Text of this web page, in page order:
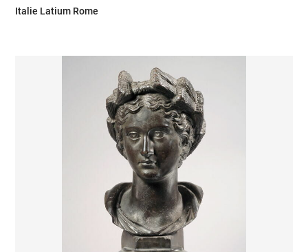
Italie Latium Rome